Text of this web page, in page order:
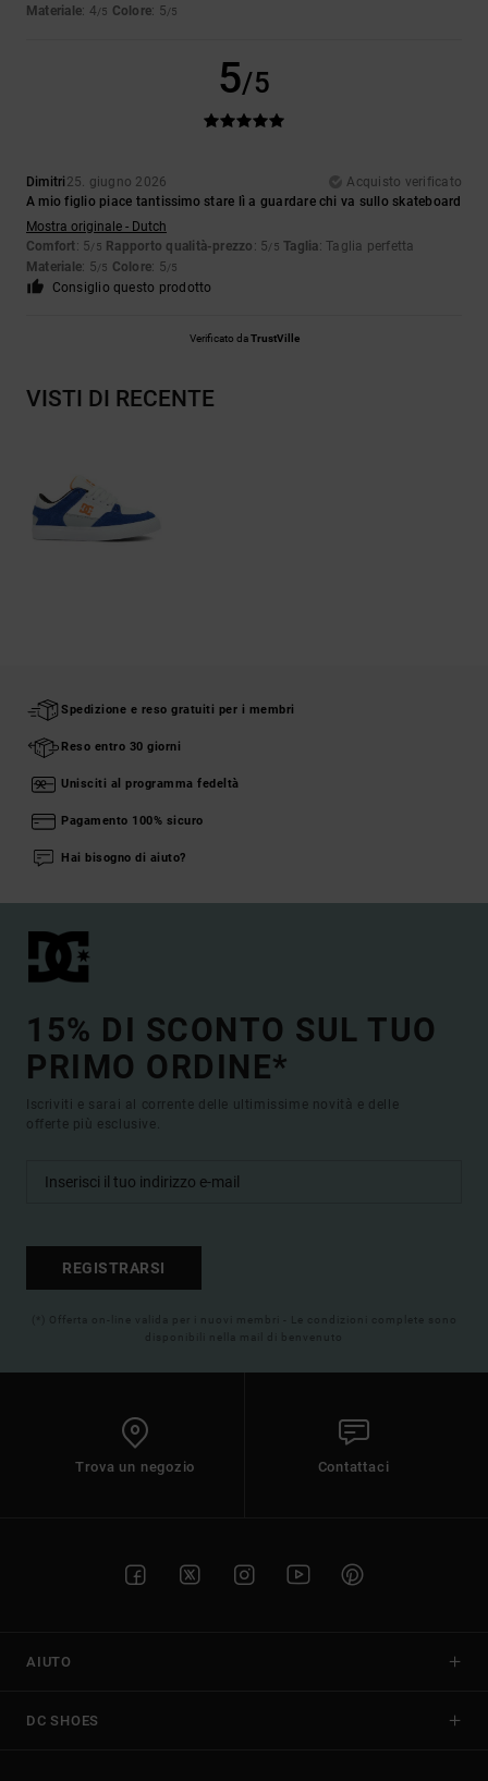
Materiale: 4/5 Colore: 5/5
5/5
Dimitri 25. giugno 2026
Acquisto verificato
A mio figlio piace tantissimo stare lì a guardare chi va sullo skateboard
Mostra originale - Dutch
Comfort: 5/5 Rapporto qualità-prezzo : 5/5 Taglia: Taglia perfetta
Materiale: 5/5 Colore: 5/5
Consiglio questo prodotto
Verificato daTrustVille
VISTI DI RECENTE
Spedizione e reso gratuiti per i membri
Reso entro 30 giorni
Unisciti al programma fedeltà
Pagamento 100% sicuro
Hai bisogno di aiuto?
15% DI SCONTO SUL TUO
PRIMO ORDINE*
Iscriviti e sarai al corrente delle ultimissime novità e delle
offerte più esclusive.
REGISTRARSI
(*) Offerta on-line valida per i nuovi membri - Le condizioni complete sono
disponibili nella mail di benvenuto
Trova un negozio Contattaci
AIUTO
DC SHOES